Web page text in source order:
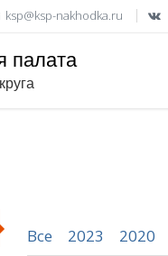
ksp@ksp-nakhodka.ru
палата
Все 2023 2020